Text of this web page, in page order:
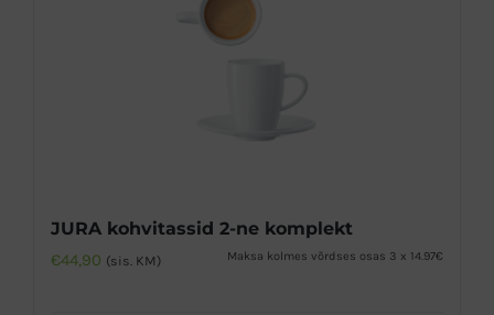
JURA kohvitassid 2-ne komplekt
€44,90 (sis. KM) Maksa kolmes võrdses osas 3 x 14.97€